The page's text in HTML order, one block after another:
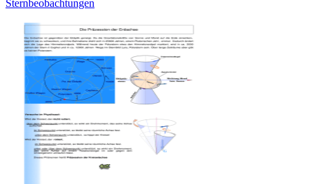
Sternbeobachtungen